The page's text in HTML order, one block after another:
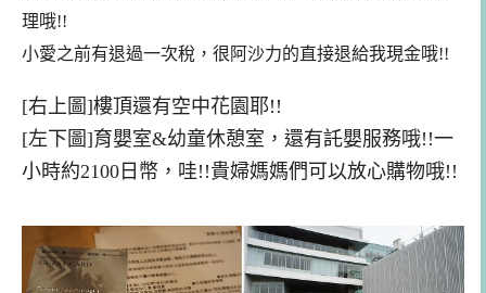
理哦!!
小愛之前有退過一次稅，很阿沙力的直接退給我現金哦!!
[右上圖]樓頂還有空中花園耶!!
[左下圖]育嬰室&幼童休憩室，還有託嬰服務哦!!一
小時約2100日幣， 哇!!貴婦媽媽們可以放心購物哦!!